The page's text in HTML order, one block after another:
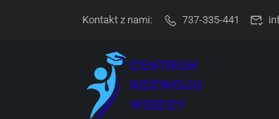
Kontakt z nami: 737-335-441